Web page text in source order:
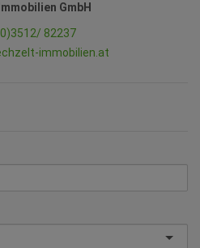
GmbH
82237
immobilien.at